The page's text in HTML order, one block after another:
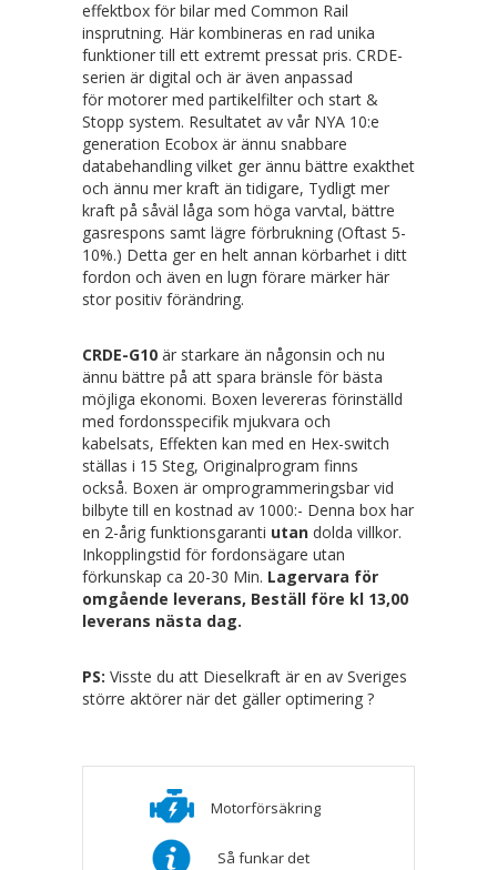
effektbox för bilar med Common Rail
insprutning. Här kombineras en rad unika
funktioner till ett extremt pressat pris. CRDE-
serien är digital och är även anpassad
för motorer med partikelfilter och start &
Stopp system. Resultatet av vår NYA 10:e
generation Ecobox är ännu snabbare
databehandling vilket ger ännu bättre exakthet
och ännu mer kraft än tidigare, Tydligt mer
kraft på såväl låga som höga varvtal, bättre
gasrespons samt lägre förbrukning (Oftast 5-
10%.) Detta ger en helt annan körbarhet i ditt
fordon och även en lugn förare märker här
stor positiv förändring.
CRDE-G10 är starkare än någonsin och nu
ännu bättre på att spara bränsle för bästa
möjliga ekonomi. Boxen levereras förinställd
med fordonsspecifik mjukvara och
kabelsats, Effekten kan med en Hex-switch
ställas i 15 Steg, Originalprogram finns
också. Boxen är omprogrammeringsbar vid
bilbyte till en kostnad av 1000:- Denna box har
en 2-årig funktionsgaranti utan dolda villkor.
Inkopplingstid för fordonsägare utan
förkunskap ca 20-30 Min. Lagervara för
omgående leverans, Beställ före kl 13,00
leverans nästa dag.
PS: Visste du att Dieselkraft är en av Sveriges
större aktörer när det gäller optimering ?
Motorförsäkring
Så funkar det